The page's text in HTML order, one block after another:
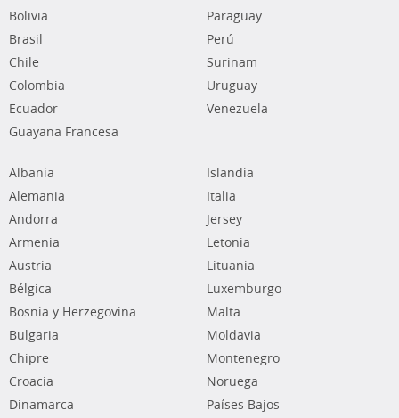
Bolivia
Brasil
Chile
Colombia
Ecuador
Guayana Francesa
Paraguay
Perú
Surinam
Uruguay
Venezuela
Albania
Alemania
Andorra
Armenia
Austria
Bélgica
Bosnia y Herzegovina
Bulgaria
Chipre
Croacia
Dinamarca
Islandia
Italia
Jersey
Letonia
Lituania
Luxemburgo
Malta
Moldavia
Montenegro
Noruega
Países Bajos